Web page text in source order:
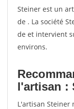
Steiner est un
de . La société
de et intervient
environs.
l'artisan :
L'artisan Steiner